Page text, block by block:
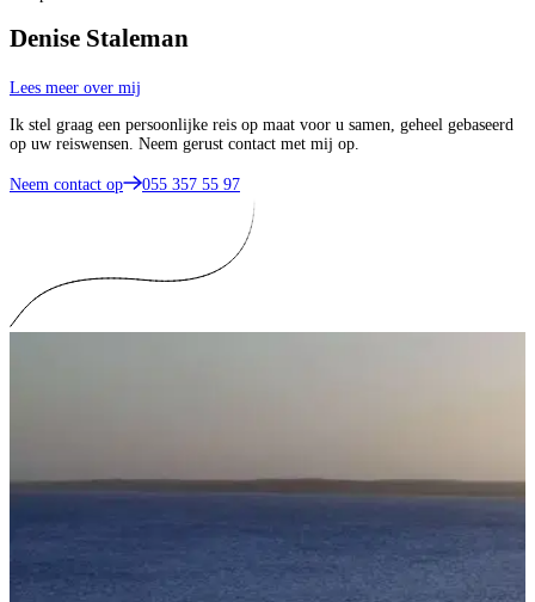
Denise Staleman
Lees meer over mij
Ik stel graag een persoonlijke reis op maat voor u samen, geheel gebaseerd
op uw reiswensen. Neem gerust contact met mij op.
Neem contact op 055 357 55 97